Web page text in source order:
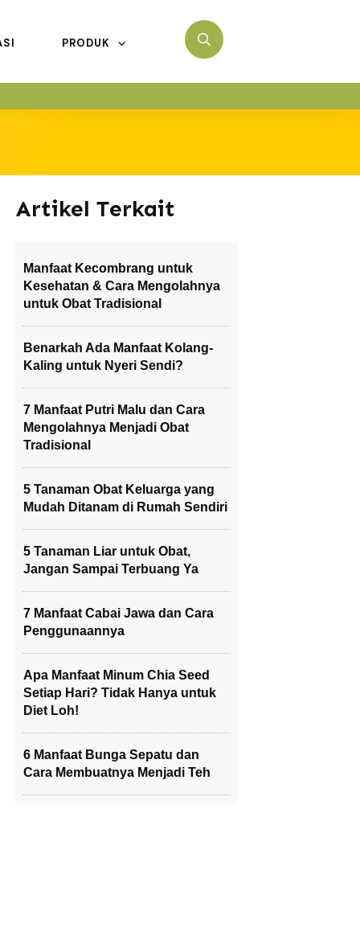
PRODUK
Artikel Terkait
Manfaat Kecombrang untuk
Kesehatan & Cara Mengolahnya
untuk Obat Tradisional
Benarkah Ada Manfaat Kolang-
Kaling untuk Nyeri Sendi?
7 Manfaat Putri Malu dan Cara
Mengolahnya Menjadi Obat
Tradisional
5 Tanaman Obat Keluarga yang
Mudah Ditanam di Rumah Sendiri
5 Tanaman Liar untuk Obat,
Jangan Sampai Terbuang Ya
7 Manfaat Cabai Jawa dan Cara
Penggunaannya
Apa Manfaat Minum Chia Seed
Setiap Hari? Tidak Hanya untuk
Diet Loh!
6 Manfaat Bunga Sepatu dan
Cara Membuatnya Menjadi Teh